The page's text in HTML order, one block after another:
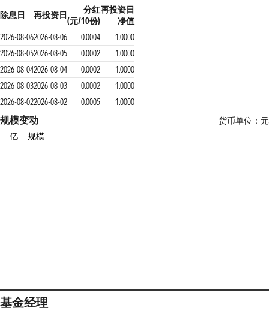
除息日 再投资日
分红
(元/10份)
再投资日
净值
2026-08-062026-08-06 0.0004
1.0000
2026-08-052026-08-05 0.0002
1.0000
2026-08-042026-08-04 0.0002
1.0000
2026-08-032026-08-03 0.0002
1.0000
2026-08-022026-08-02 0.0005 1.0000
规模变动
货币单位：元
亿
规模
基金经理